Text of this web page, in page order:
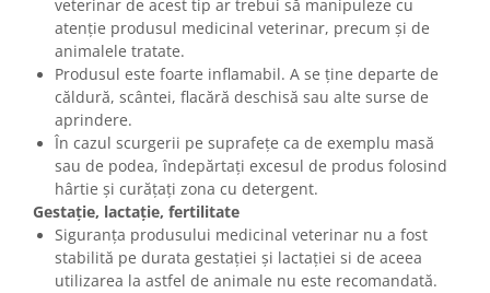
veterinar de acest tip ar trebui să manipuleze cu
atenție produsul medicinal veterinar, precum și de
animalele tratate.
Produsul este foarte inflamabil. A se ține departe de
căldură, scântei, flacără deschisă sau alte surse de
aprindere.
În cazul scurgerii pe suprafețe ca de exemplu masă
sau de podea, îndepărtați excesul de produs folosind
hârtie și curățați zona cu detergent.
Gestație, lactație, fertilitate
Siguranța produsului medicinal veterinar nu a fost
stabilită pe durata gestației și lactației si de aceea
utilizarea la astfel de animale nu este recomandată.